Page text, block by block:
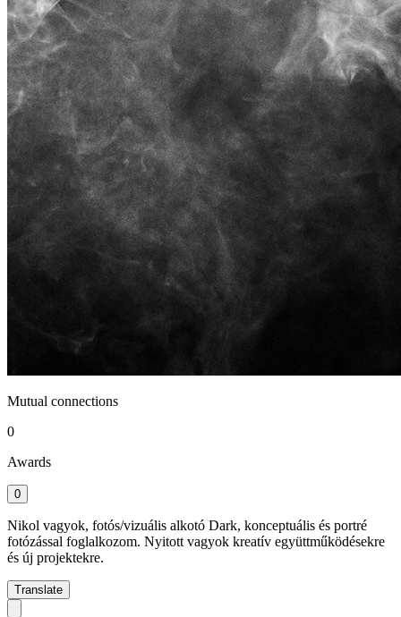
Mutual connections
0
Awards
0
Nikol vagyok, fotós/vizuális alkotó Dark, konceptuális és portré
fotózással foglalkozom. Nyitott vagyok kreatív együttműködésekre
és új projektekre.
Translate